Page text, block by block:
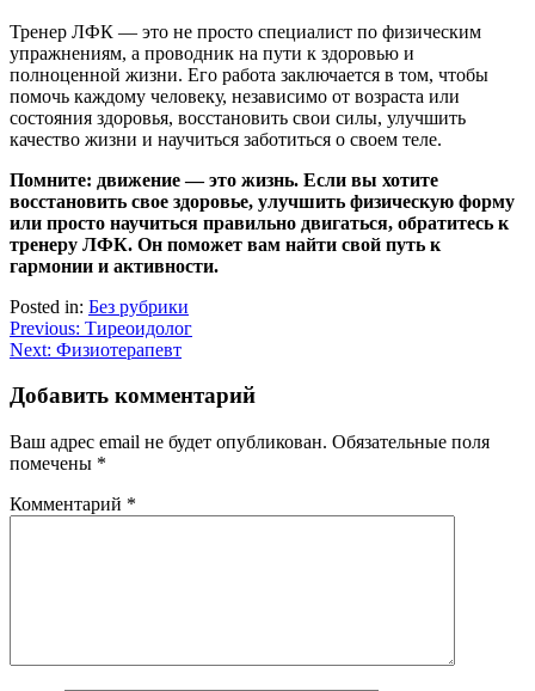
Тренер ЛФК — это не просто специалист по физическим
упражнениям, а проводник на пути к здоровью и
полноценной жизни. Его работа заключается в том, чтобы
помочь каждому человеку, независимо от возраста или
состояния здоровья, восстановить свои силы, улучшить
качество жизни и научиться заботиться о своем теле.
Помните: движение — это жизнь. Если вы хотите
восстановить свое здоровье, улучшить физическую форму
или просто научиться правильно двигаться, обратитесь к
тренеру ЛФК. Он поможет вам найти свой путь к
гармонии и активности.
Posted in: Без рубрики
Навигация
по
записям
Previous: Тиреоидолог
Next: Физиотерапевт
Добавить комментарий
Ваш адрес email не будет опубликован. Обязательные поля
помечены *
Комментарий *